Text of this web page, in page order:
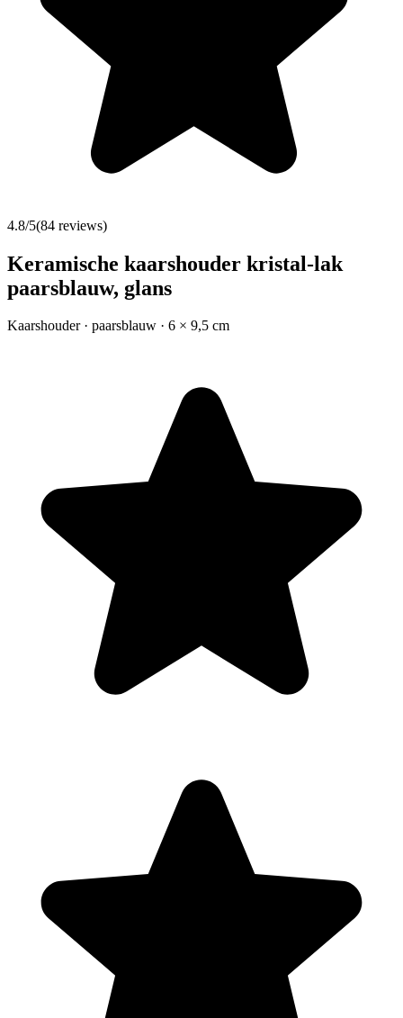
4.8/5(84 reviews)
Keramische kaarshouder kristal-lak
paarsblauw, glans
Kaarshouder · paarsblauw · 6 × 9,5 cm